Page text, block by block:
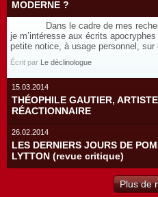
MODERNE ?
Dans le cadre de mes
je m’intéresse aux écrits
petite notice, à usage personnel, sur
Écrit par Le déclinologue
15.03.2014
THÉOPHILE GAUTIER,
RÉACTIONNAIRE
26.02.2014
LES DERNIERS JOURS DE
LYTTON (revue critique)
Plus de